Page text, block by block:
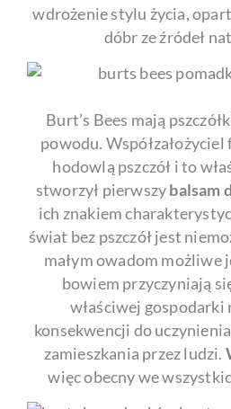
wdrożenie stylu życia,
dóbr ze źródeł
Burt’s Bees mają
powodu.
hodowlą pszczół i to
stworzył pierwszybalsam
ich znakiem
świat bez pszczół jest
małym owadom możliwe
bowiem przyczyniają
właściwej gospodarki
konsekwencji do
zamieszkania przez ludzi.
więc obecny we